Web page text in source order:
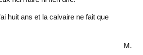
huit ans et la calvaire ne fait que
M.